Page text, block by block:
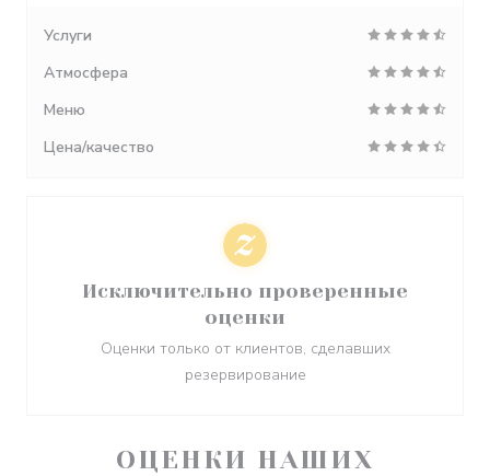
ОЦЕНКИ НАШИХ
Услуги
Атмосфера
Меню
Цена/качество
Исключительно проверенные
оценки
Оценки только от клиентов, сделавших
резервирование